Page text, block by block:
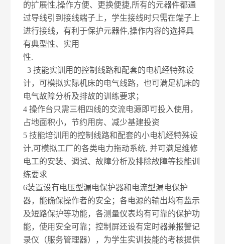
的扩展性,操作方便、更换便捷,所有的元器件都通
过导线引到接线端子上，学生接线时只需在端子上
进行接线，有利于保护元器件,操作内容的选择具
有典型性、实用
性.
3技能实训用的控制线路和配套的电机经特殊设
计，可模拟实际机床的电气线路，也可满足机床的
电气故障分析及排故的训练要求；
4操作台只需三相四线的交流电源即可投入使用，
占地面积小，节约用房、减少基建投资
5技能培训用的控制线路和配套的小电机经特殊设
计,可模拟工厂的各类电力拖动系统, 并可满足维修
电工的安装、调试、故障分析及排除故障等技能训
练要求
6装置设有电压型漏电保护器和电流型漏电保护
器，能确保操作者的安全；各电源的输出均有监示
及短路保护等功能，各测量仪表均有可靠的保护功
能，使用安全可靠；控制屏还设有定时器兼报警记
录仪（服务管理器），为学生实训技能的考核提供